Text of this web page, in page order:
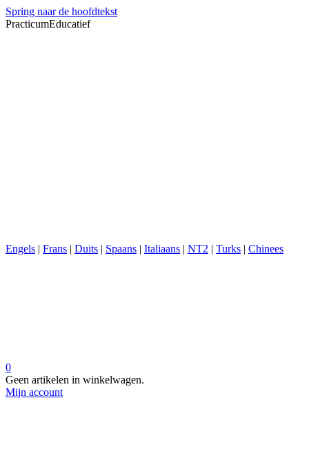
Spring naar de hoofdtekst
PracticumEducatief
Engels | Frans | Duits | Spaans | Italiaans | NT2 | Turks | Chinees
0
Geen artikelen in winkelwagen.
Mijn account